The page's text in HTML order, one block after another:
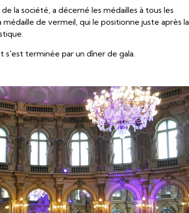
la société, a décerné les médailles à tous les
médaille de vermeil, qui le positionne juste après la
terminée par un dîner de gala.